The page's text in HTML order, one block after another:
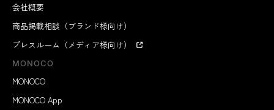
会社概要
商品掲載相談（ブランド様向け）
プレスルーム（メディア様向け）
MONOCO
MONOCO
MONOCO App